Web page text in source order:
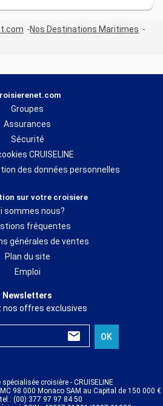
Nos Destinations Maritimes
Groupes
Assurances
Sécurité
CRUISELINE
des données personnelles
sur votre croisiere
sommes nous?
fréquentes
générales de ventes
Plan du site
Emploi
Newsletters
nos offres exclusives
OK
croisière - CRUISELINE
98 000 Monaco SAM au Capital de 150 000 €
: (00) 377 97 97 84 50